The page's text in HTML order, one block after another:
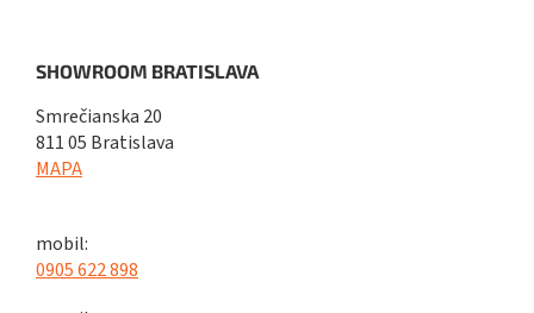
SHOWROOM BRATISLAVA
Smrečianska 20
811 05 Bratislava
MAPA
mobil:
0905 622 898